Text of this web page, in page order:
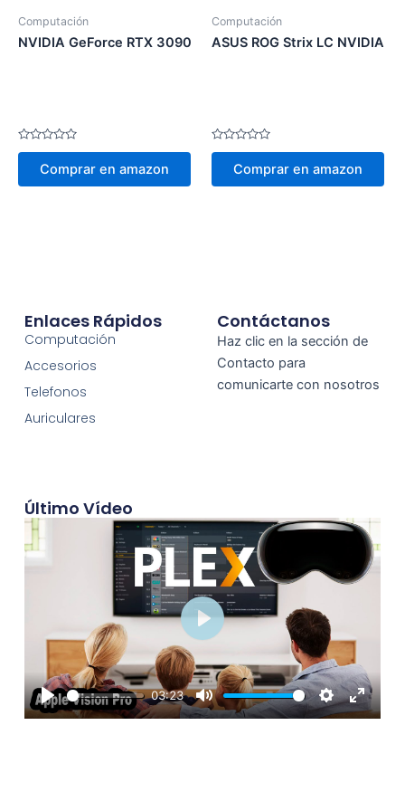
Computación
NVIDIA GeForce RTX 3090 Founders Edition
Valorado
de
Comprar en amazon
Computación
ASUS ROG Strix LC NVIDIA
Valorado
de
Comprar en amazon
Enlaces Rápidos
Computación
Accesorios
Telefonos
Auriculares
Contáctanos
Haz clic en la sección de
Contacto para
comunicarte con nosotros
Último Vídeo
Play
03:23
Mute Settings
Enter
Play